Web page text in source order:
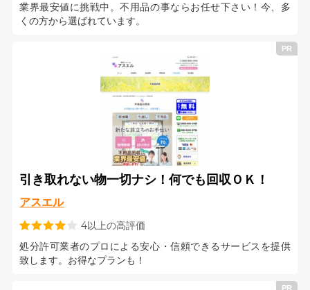
業界最安値に挑戦中。不用品の事ならお任せ下さい！今、多
くの方から選ばれています。
引き取れない物一切ナシ！何でも回収ＯＫ！
アスエル
4以上の高評価
処分許可業者のプロによる安心・信頼できるサービスを提供
致します。お得なプランも！